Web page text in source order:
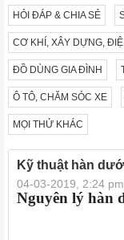
HỎI ĐÁP & CHIA SẺ
CƠ KHÍ, XÂY DỰNG,
ĐỒ DÙNG GIA ĐÌNH
Ô TÔ, CHĂM SÓC XE
MỌI THỬ KHÁC
Kỹ thuật hàn
04-03-2019, 2:24 pm
Nguyên lý hàn